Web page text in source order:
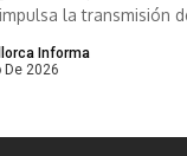
la transmisión
Informa
De 2026